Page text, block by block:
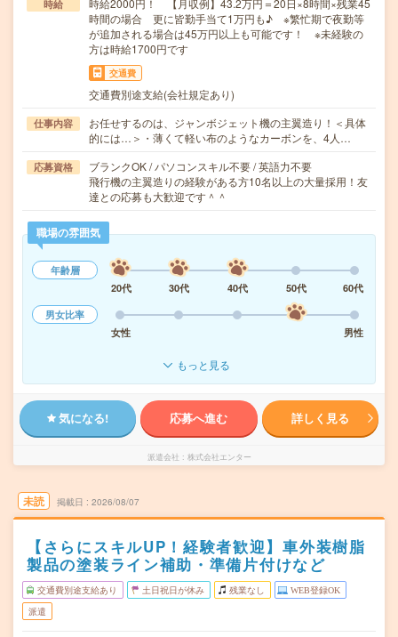
時給
時給2000円！ 【月収例】43.2万円＝20日×8時間×残業45
時間の場合 更に皆勤手当て1万円も♪ ※繁忙期で夜勤等
が追加される場合は45万円以上も可能です！ ※未経験の
方は時給1700円です
交通費
交通費別途支給(会社規定あり)
仕事内容
お任せするのは、ジャンボジェット機の主翼造り！＜具体
的には…＞・薄くて軽い布のようなカーボンを、4人…
応募資格
ブランクOK / パソコンスキル不要 / 英語力不要
飛行機の主翼造りの経験がある方10名以上の大量採用！友
達との応募も大歓迎です＾＾
職場の雰囲気
年齢層
20代
30代 40代 50代
60代
男女比率
女性
男性
もっと見る
気になる! 応募へ進む 詳しく見る
派遣会社 株式会社エンター
未読 掲載日 2026/08/07
【さらにスキルUP！経験者歓迎】車外装樹脂
製品の塗装ライン補助・準備片付けなど
交通費別途支給あり 土日祝日が休み 残業なし WEB登録OK
派遣